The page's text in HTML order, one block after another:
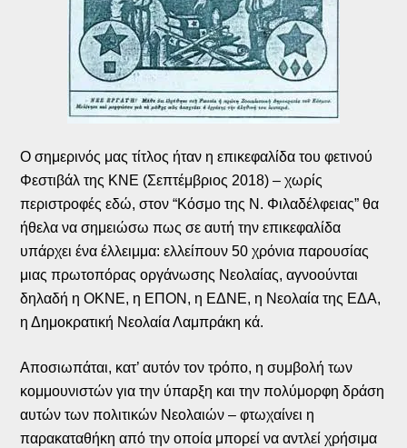
Ο σημερινός μας τίτλος ήταν η επικεφαλίδα του φετινού
Φεστιβάλ της ΚΝΕ (Σεπτέμβριος 2018) – χωρίς
περιστροφές εδώ, στον “Κόσμο της Ν. Φιλαδέλφειας” θα
ήθελα να σημειώσω πως σε αυτή την επικεφαλίδα
υπάρχει ένα έλλειμμα: ελλείπουν 50 χρόνια παρουσίας
μιας πρωτοπόρας οργάνωσης Νεολαίας, αγνοούνται
δηλαδή η ΟΚΝΕ, η ΕΠΟΝ, η ΕΔΝΕ, η Νεολαία της ΕΔΑ,
η Δημοκρατική Νεολαία Λαμπράκη κά.
Αποσιωπάται, κατ’ αυτόν τον τρόπο, η συμβολή των
κομμουνιστών για την ύπαρξη και την πολύμορφη δράση
αυτών των πολιτικών Νεολαιών – φτωχαίνει η
παρακαταθήκη από την οποία μπορεί να αντλεί χρήσιμα